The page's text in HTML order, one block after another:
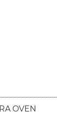
OVEN